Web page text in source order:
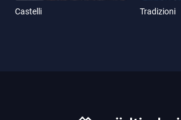
Castelli Tradizioni